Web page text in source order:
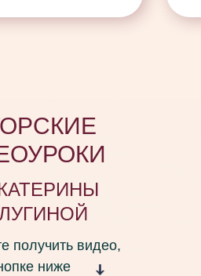
получить видео,
ниже